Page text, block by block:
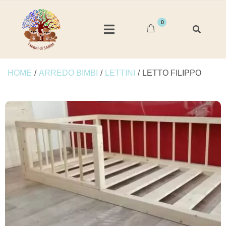
0
HOME / ARREDO BIMBI / LETTINI / LETTO FILIPPO